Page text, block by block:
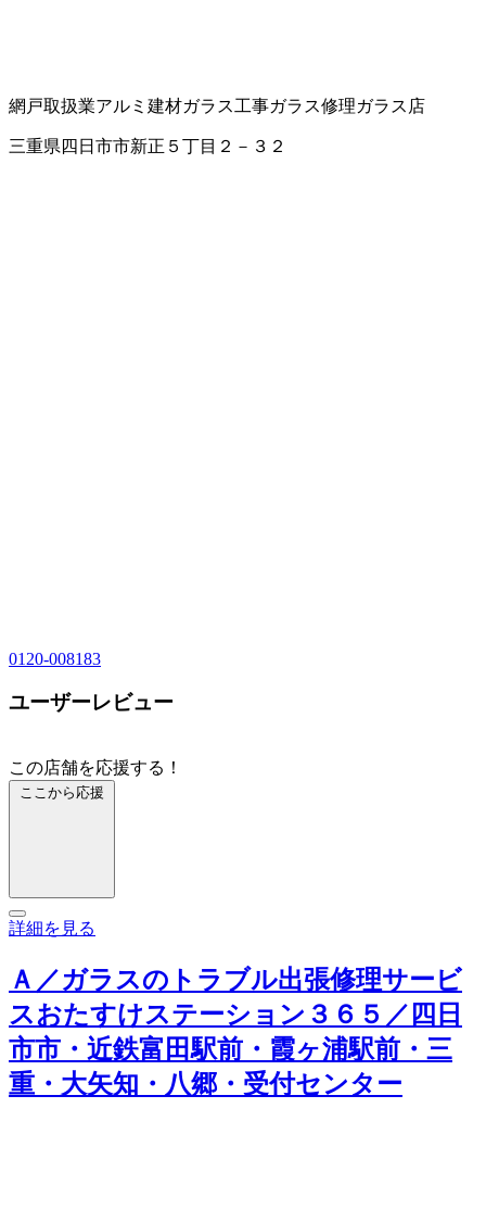
網戸取扱業アルミ建材ガラス工事ガラス修理ガラス店
三重県四日市市新正５丁目２－３２
0120-008183
ユーザーレビュー
この店舗を応援する！
ここから応援
詳細を見る
Ａ／ガラスのトラブル出張修理サービ
スおたすけステーション３６５／四日
市市・近鉄富田駅前・霞ヶ浦駅前・三
重・大矢知・八郷・受付センター